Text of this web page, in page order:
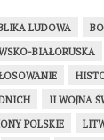
LUDOWA
BIAŁORUSKA
II WOJNA
POLSKIE